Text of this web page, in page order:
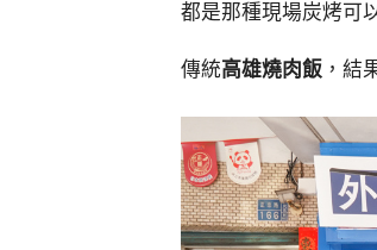
都是那種現場炭烤可
傳統高雄燒肉飯 ，結